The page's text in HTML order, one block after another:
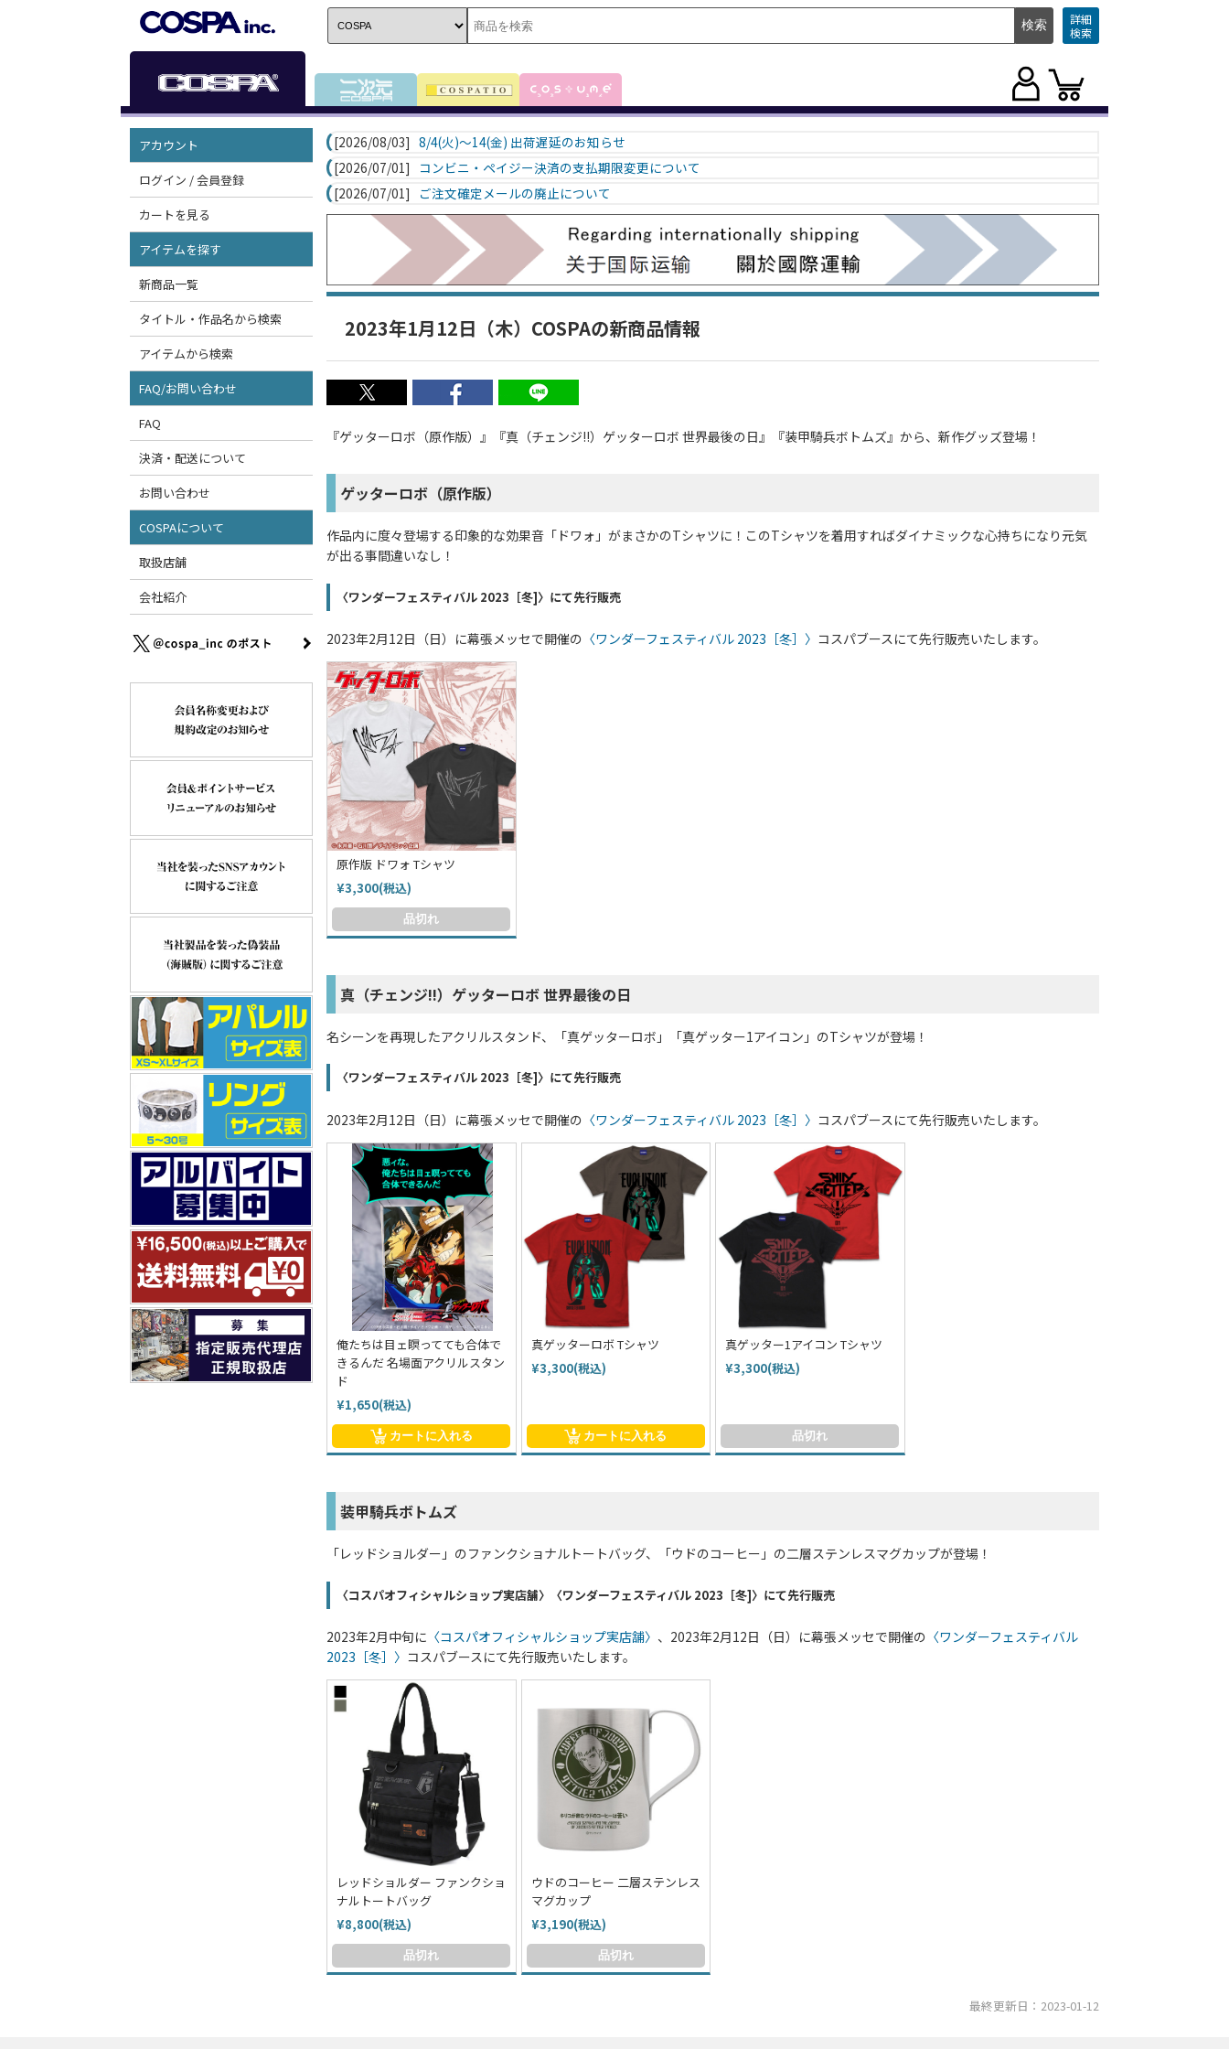
詳細
検索
アカウント
ログイン / 会員登録
カートを見る
アイテムを探す
新商品一覧
タイトル・作品名から検索
アイテムから検索
FAQ/お問い合わせ
FAQ
決済・配送について
お問い合わせ
COSPAについて
取扱店舗
会社紹介
[2026/08/03] 8/4(火)～14(金) 出荷遅延のお知らせ
[2026/07/01]
コンビニ・ペイジー決済の支払期限変更について
[2026/07/01]
ご注文確定メールの廃止について
2023年1月12日（木）COSPAの新商品情報
『ゲッターロボ（原作版）』『真（チェンジ!!）ゲッターロボ 世界最後の日』『装甲騎兵ボトムズ』から、新作グッズ登場！
ゲッターロボ（原作版）
作品内に度々登場する印象的な効果音「ドワォ」がまさかのTシャツに！このTシャツを着用すればダイナミックな心持ちになり元気
が出る事間違いなし！
〈ワンダーフェスティバル 2023［冬]〉にて先行販売
2023年2月12日（日）に幕張メッセで開催の 〈ワンダーフェスティバル 2023［冬］〉 コスパブースにて先行販売いたします。
原作版 ドワォ Tシャツ
¥3,300(税込)
品切れ
真（チェンジ!!）ゲッターロボ 世界最後の日
名シーンを再現したアクリルスタンド、「真ゲッターロボ」「真ゲッター1アイコン」のTシャツが登場！
〈ワンダーフェスティバル 2023［冬]〉にて先行販売
2023年2月12日（日）に幕張メッセで開催の 〈ワンダーフェスティバル 2023［冬］〉 コスパブースにて先行販売いたします。
俺たちは目ェ瞑ってても合体で
きるんだ 名場面アクリルスタン
ド
¥1,650(税込)
カートに入れる
真ゲッターロボ Tシャツ
¥3,300(税込)
カートに入れる
真ゲッター1アイコン Tシャツ
¥3,300(税込)
品切れ
装甲騎兵ボトムズ
「レッドショルダー」のファンクショナルトートバッグ、「ウドのコーヒー」の二層ステンレスマグカップが登場！
〈コスパオフィシャルショップ実店舗〉〈ワンダーフェスティバル 2023［冬]〉にて先行販売
2023年2月中旬に 〈コスパオフィシャルショップ実店舗〉 、2023年2月12日（日）に幕張メッセで開催の 〈ワンダーフェスティバル
2023［冬］〉 コスパブースにて先行販売いたします。
レッドショルダー ファンクショ
ナルトートバッグ
¥8,800(税込)
品切れ
ウドのコーヒー 二層ステンレス
マグカップ
¥3,190(税込)
品切れ
最終更新日：2023-01-12